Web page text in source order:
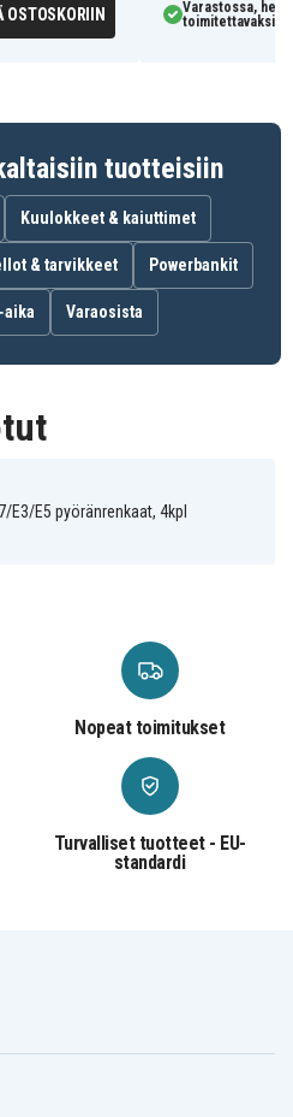
OSTOSKORIIN
Varastossa, heti
toimitettavaksi
tuotteisiin
Kuulokkeet & kaiuttimet
& tarvikkeet Powerbankit
Varaosista
E5 pyöränrenkaat, 4kpl
Nopeat toimitukset
Turvalliset tuotteet - EU-
standardi